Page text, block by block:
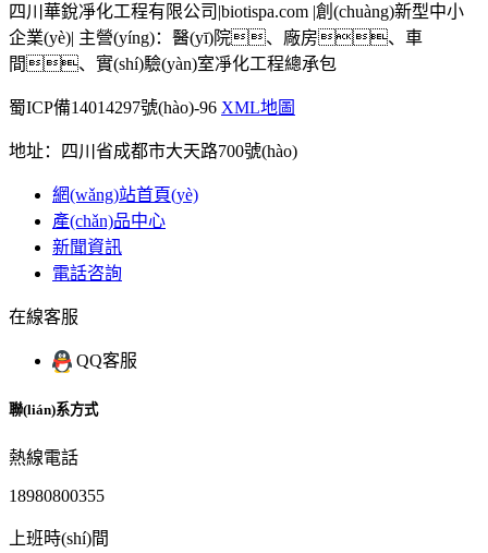
四川華銳凈化工程有限公司|biotispa.com |創(chuàng)新型中小
企業(yè)| 主營(yíng)：醫(yī)院、廠房、車
間、實(shí)驗(yàn)室凈化工程總承包
蜀ICP備14014297號(hào)-96 XML地圖
地址：四川省成都市大天路700號(hào)
網(wǎng)站首頁(yè)
產(chǎn)品中心
新聞資訊
電話咨詢
在線客服
QQ客服
聯(lián)系方式
熱線電話
18980800355
上班時(shí)間